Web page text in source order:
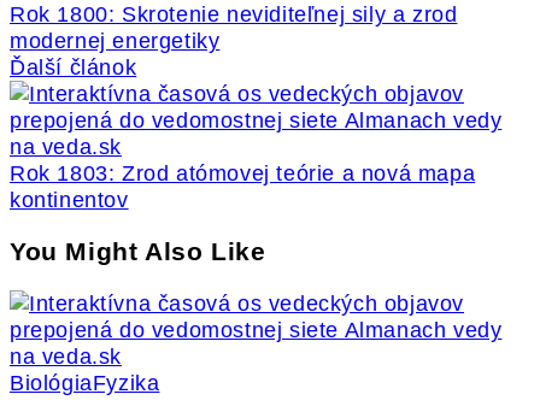
Rok 1800: Skrotenie neviditeľnej sily a zrod
modernej energetiky
Ďalší článok
Rok 1803: Zrod atómovej teórie a nová mapa
kontinentov
You Might Also Like
BiológiaFyzika